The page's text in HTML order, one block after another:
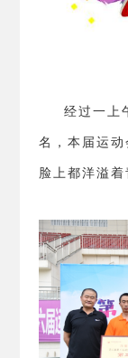
经过一上
名，本届运
脸上都洋溢着